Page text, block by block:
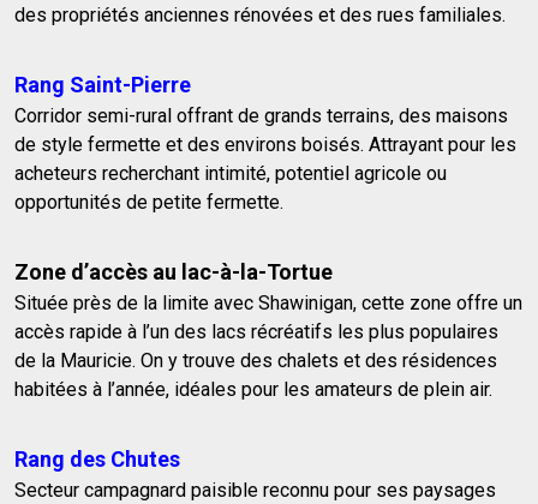
des propriétés anciennes rénovées et des rues familiales.
Rang Saint-Pierre
Corridor semi-rural offrant de grands terrains, des maisons
de style fermette et des environs boisés. Attrayant pour les
acheteurs recherchant intimité, potentiel agricole ou
opportunités de petite fermette.
Zone d’accès au lac-à-la-Tortue
Située près de la limite avec Shawinigan, cette zone offre un
accès rapide à l’un des lacs récréatifs les plus populaires
de la Mauricie. On y trouve des chalets et des résidences
habitées à l’année, idéales pour les amateurs de plein air.
Rang des Chutes
Secteur campagnard paisible reconnu pour ses paysages